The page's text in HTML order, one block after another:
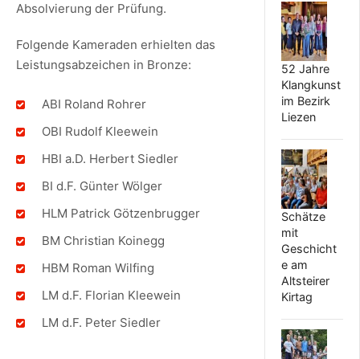
Absolvierung der Prüfung.
Folgende Kameraden erhielten das
Leistungsabzeichen in Bronze:
ABI Roland Rohrer
OBI Rudolf Kleewein
HBI a.D. Herbert Siedler
BI d.F. Günter Wölger
HLM Patrick Götzenbrugger
BM Christian Koinegg
HBM Roman Wilfing
LM d.F. Florian Kleewein
LM d.F. Peter Siedler
52 Jahre
Klangkunst
im Bezirk
Liezen
Schätze
mit
Geschicht
e am
Altsteirer
Kirtag